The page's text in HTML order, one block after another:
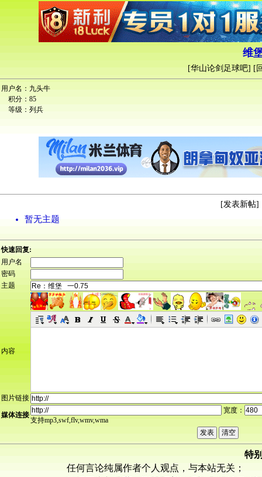
维
[华山论剑足球吧] [
用户名： 九头牛
积分： 85
等级： 列兵
[发表新帖]
暂无主题
快速回复:
用户名
密码
主题
内容
图片链接
媒体连接
宽度：
支持mp3,swf,flv,wmv,wma
特
任何言论纯属作者个人观点，与本站无关；